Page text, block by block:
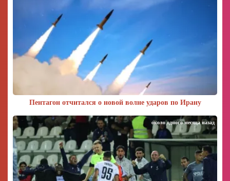
Пентагон отчитался о новой волне ударов по Ирану
около одного месяца назад